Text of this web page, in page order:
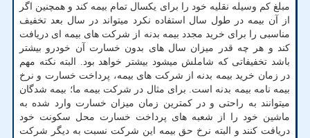
مبلغ کم وسیله نقلیه خود را برای یکسال تمام بیمه کند و همچنین اگر
از آن بیمه در طول سال استفاده نکرد میتواند در سال بعد تخفیف
مناسبی را برای خرید مجدد بیمه بدنه از شرکت های بیمه ای دریافت
کند و هر چه قدر میزان سال های بدون خسارت آن خودرو بیشتر
باشد تخفیفاتی که شاملش میشود بیشتر خواهد بود. البته نکته مهم
در زمان خرید بیمه بدنه از شرکت های بیمه، پرداخت خسارت و نرخ
بیمه نامه بیمه بدنه است. برای مثال در شرکت بیمه ما؛ بیمه شدگان
میتوانند به راحتی و در کمترین زمان میزان خسارت وارد شده به
ماشین خود را از شعبه های پرداخت خسارت محل سکونت خود
دریافت کنند و البته نرخ حق بیمه این شرکت نسبت به دیگر شرکت